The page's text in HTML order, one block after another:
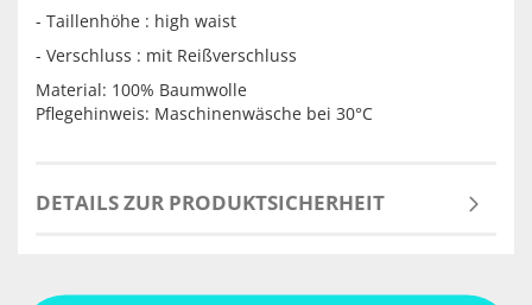
- Taillenhöhe : high waist
- Verschluss : mit Reißverschluss
Material: 100% Baumwolle
Pflegehinweis: Maschinenwäsche bei 30°C
DETAILS ZUR PRODUKTSICHERHEIT